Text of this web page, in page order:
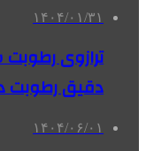
۱۴۰۴/۰۱/۳۱
ترازوی
دقیق رطوبت
۱۴۰۴/۰۶/۰۱